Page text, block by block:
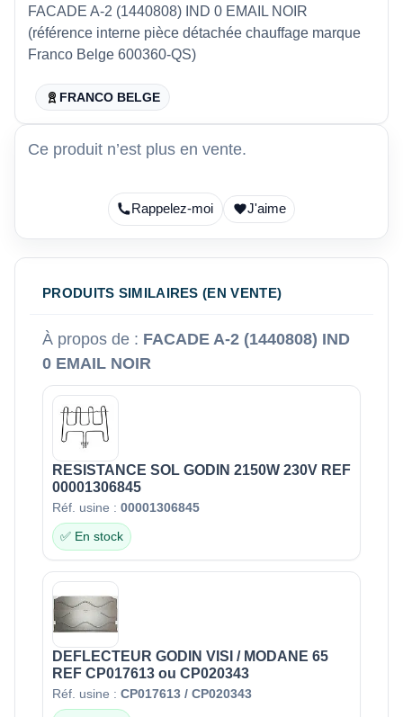
FACADE A-2 (1440808) IND 0 EMAIL NOIR
(référence interne pièce détachée chauffage marque
Franco Belge 600360-QS)
FRANCO BELGE
Ce produit n’est plus en vente.
Rappelez-moi J'aime
PRODUITS SIMILAIRES (EN VENTE)
À propos de : FACADE A-2 (1440808) IND
0 EMAIL NOIR
RESISTANCE SOL GODIN 2150W 230V REF
00001306845
Réf. usine : 00001306845
✅ En stock
DEFLECTEUR GODIN VISI / MODANE 65
REF CP017613 ou CP020343
Réf. usine : CP017613 / CP020343